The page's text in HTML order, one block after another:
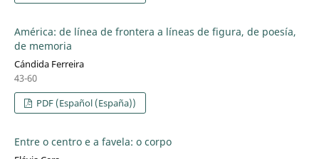
América: de línea de frontera a líneas de figura, de poesía,
de memoria
Cándida Ferreira
43-60
PDF (Español (España))
Entre o centro e a favela: o corpo